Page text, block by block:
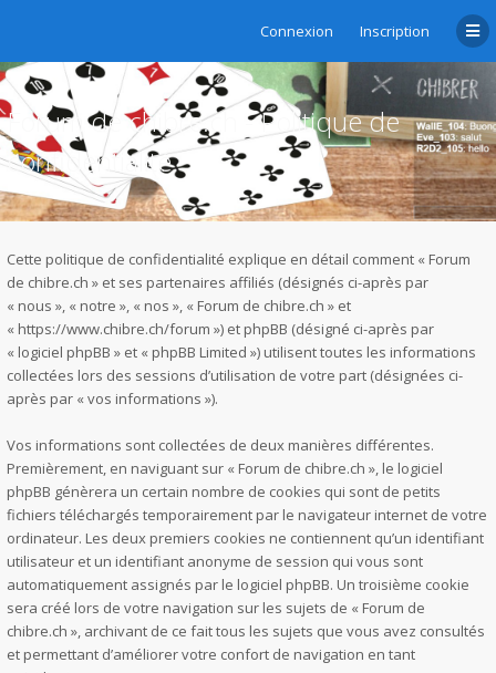
Connexion Inscription
Forum de chibre.ch - Politique de
confidentialité
Cette politique de confidentialité explique en détail comment « Forum
de chibre.ch » et ses partenaires affiliés (désignés ci-après par
« nous », « notre », « nos », « Forum de chibre.ch » et
« https://www.chibre.ch/forum ») et phpBB (désigné ci-après par
« logiciel phpBB » et « phpBB Limited ») utilisent toutes les informations
collectées lors des sessions d’utilisation de votre part (désignées ci-
après par « vos informations »).
Vos informations sont collectées de deux manières différentes.
Premièrement, en naviguant sur « Forum de chibre.ch », le logiciel
phpBB génèrera un certain nombre de cookies qui sont de petits
fichiers téléchargés temporairement par le navigateur internet de votre
ordinateur. Les deux premiers cookies ne contiennent qu’un identifiant
utilisateur et un identifiant anonyme de session qui vous sont
automatiquement assignés par le logiciel phpBB. Un troisième cookie
sera créé lors de votre navigation sur les sujets de « Forum de
chibre.ch », archivant de ce fait tous les sujets que vous avez consultés
et permettant d’améliorer votre confort de navigation en tant